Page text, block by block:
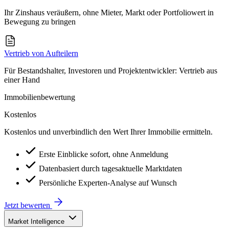
Ihr Zinshaus veräußern, ohne Mieter, Markt oder Portfoliowert in
Bewegung zu bringen
Vertrieb von Aufteilern
Für Bestandshalter, Investoren und Projektentwickler: Vertrieb aus
einer Hand
Immobilienbewertung
Kostenlos
Kostenlos und unverbindlich den Wert Ihrer Immobilie ermitteln.
Erste Einblicke sofort, ohne Anmeldung
Datenbasiert durch tagesaktuelle Marktdaten
Persönliche Experten-Analyse auf Wunsch
Jetzt bewerten
Market Intelligence